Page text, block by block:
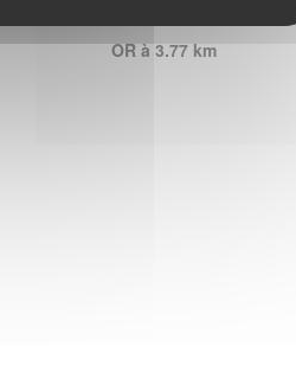
* SAINT DIDIER AU
OR à 3.77 km